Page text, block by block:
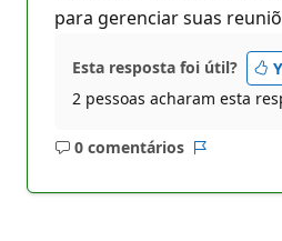
para gerenciar suas
Esta resposta foi útil?
2 pessoas acharam esta
0 comentários
Sem